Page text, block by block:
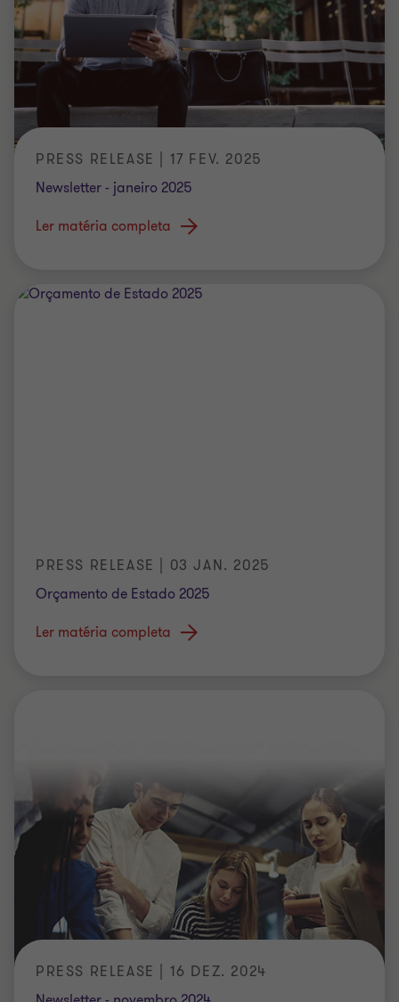
PRESS RELEASE | 17 FEV. 2025
Newsletter - janeiro 2025
Ler matéria completa
PRESS RELEASE | 03 JAN. 2025
Orçamento de Estado 2025
Ler matéria completa
PRESS RELEASE | 16 DEZ. 2024